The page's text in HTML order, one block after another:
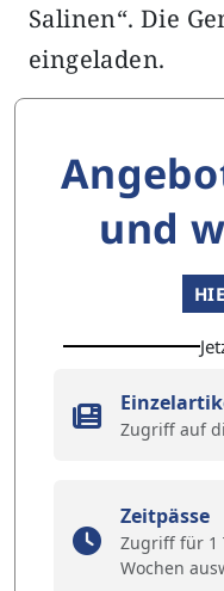
Salinen“. Die
eingeladen.
und
Zugriff auf
Zeitpässe
Zugriff für 1
Wochen